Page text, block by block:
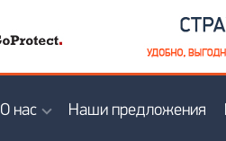
О нас Наши предложения